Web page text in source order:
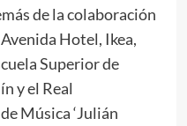
de la colaboración
Hotel, Ikea,
Superior de
y el Real
Música ‘Julián